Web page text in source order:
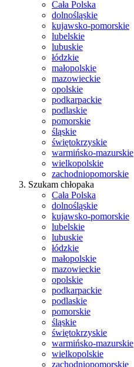
Cała Polska
dolnośląskie
kujawsko-pomorskie
lubelskie
lubuskie
łódzkie
małopolskie
mazowieckie
opolskie
podkarpackie
podlaskie
pomorskie
śląskie
świętokrzyskie
warmińsko-mazurskie
wielkopolskie
zachodniopomorskie
Szukam chłopaka
Cała Polska
dolnośląskie
kujawsko-pomorskie
lubelskie
lubuskie
łódzkie
małopolskie
mazowieckie
opolskie
podkarpackie
podlaskie
pomorskie
śląskie
świętokrzyskie
warmińsko-mazurskie
wielkopolskie
zachodniopomorskie